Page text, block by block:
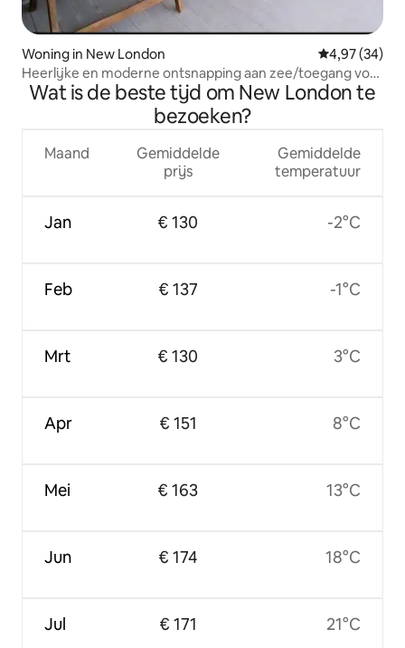
Woning in New London Gemiddelde
4,97 (34)
Heerlijke en moderne ontsnapping aan zee/toegang voor
gehandicapten
Wat is de beste tijd om New London te
bezoeken?
Maand
Jan
Feb
Mrt
Apr
Mei
Jun
Jul
Gemiddelde
prijs
€ 130
€ 137
€ 130
€ 151
€ 163
€ 174
€ 171
Gemiddelde
temperatuur
-2°C
-1°C
3°C
8°C
13°C
18°C
21°C